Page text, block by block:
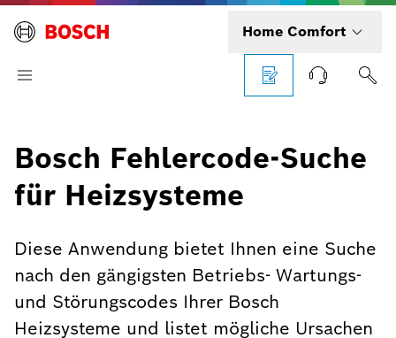
Home Comfort
Bosch Fehlercode-Suche
für Heizsysteme
Diese Anwendung bietet Ihnen eine Suche
nach den gängigsten Betriebs- Wartungs-
und Störungscodes Ihrer Bosch
Heizsysteme und listet mögliche Ursachen